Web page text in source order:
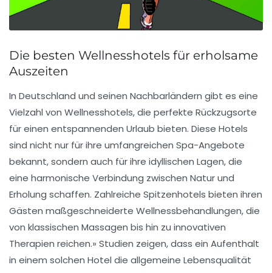
Die besten Wellnesshotels für erholsame
Auszeiten
In Deutschland und seinen Nachbarländern gibt es eine
Vielzahl von Wellnesshotels, die perfekte Rückzugsorte
für einen entspannenden Urlaub bieten. Diese Hotels
sind nicht nur für ihre umfangreichen Spa-Angebote
bekannt, sondern auch für ihre idyllischen Lagen, die
eine harmonische Verbindung zwischen Natur und
Erholung schaffen. Zahlreiche Spitzenhotels bieten ihren
Gästen maßgeschneiderte Wellnessbehandlungen, die
von klassischen Massagen bis hin zu innovativen
Therapien reichen.» Studien zeigen, dass ein Aufenthalt
in einem solchen Hotel die allgemeine Lebensqualität